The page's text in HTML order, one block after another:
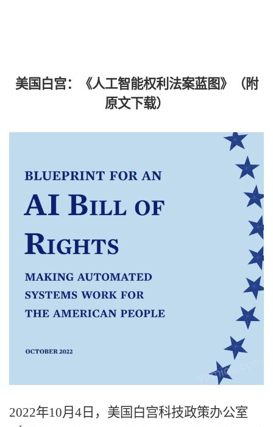
美国白宫：《人工智能权利法案蓝图》（附
原文下载）
2022年10月4日，美国白宫科技政策办公室